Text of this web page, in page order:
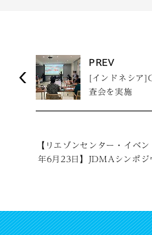
PREV
[インドネシア
査会を実施
【リエゾンセンター・イベ
年6月23日】JDMAシンポジ